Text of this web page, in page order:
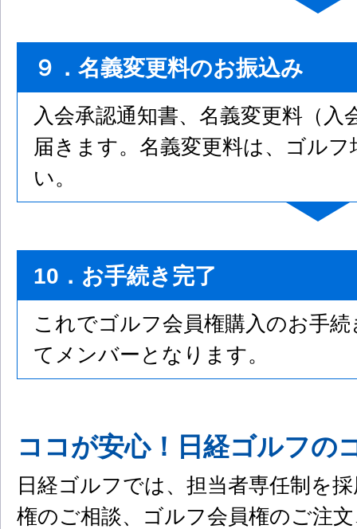
９．名義変更料のお振込み
入会承認通知書、名義変更料（入
届きます。名義変更料は、ゴル
い。
10．お手続き完了
これでゴルフ会員権購入のお手
てメンバーとなります。
ココが安心！日経ゴルフの
日経ゴルフでは、担当者専任制を
権のご相談、ゴルフ会員権のご注